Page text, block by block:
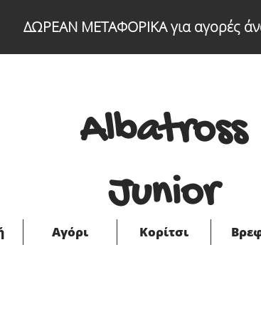
ΔΩΡΕΑΝ ΜΕΤΑΦΟΡΙΚΑ για αγορές
Albatross
Junior
Αγόρι Κορίτσι